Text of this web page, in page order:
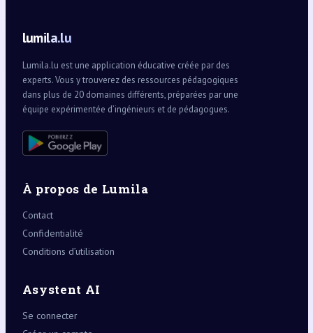
lumila.lu
Lumila.lu est une application éducative créée par des
experts. Vous y trouverez des ressources pédagogiques
dans plus de 20 domaines différents, préparées par une
équipe expérimentée d’ingénieurs et de pédagogues.
À propos de Lumila
Contact
Confidentialité
Conditions d’utilisation
Asystent AI
Se connecter